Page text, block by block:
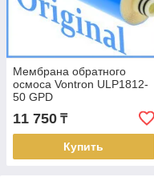
Мембрана обратного
осмоса Vontron ULP1812-
50 GPD
11 750 ₸
Купить